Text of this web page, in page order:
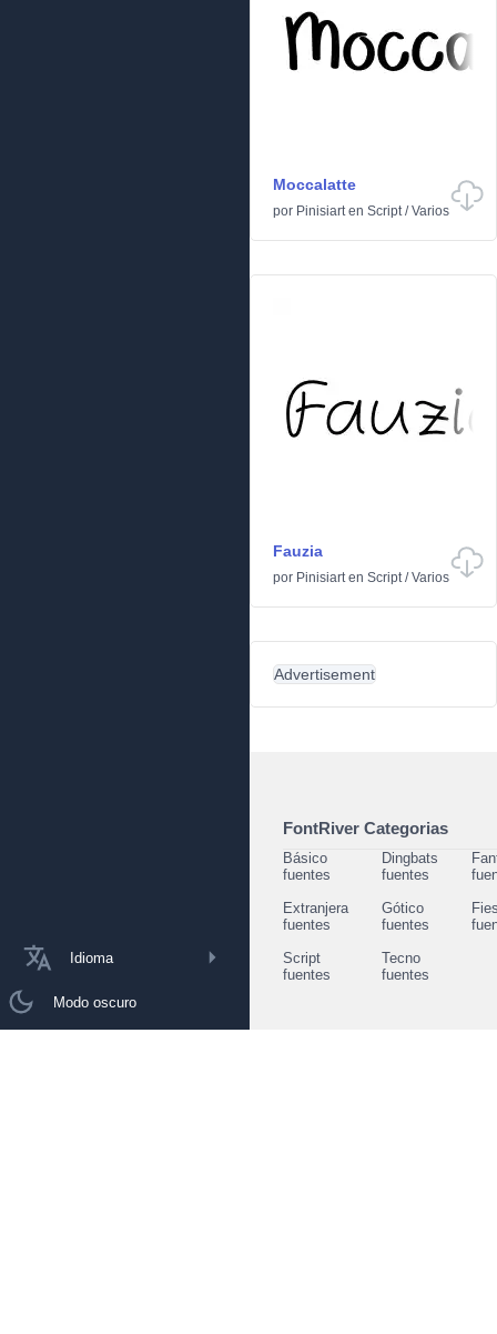
Idioma
Modo oscuro
Moccalatte
por Pinisiarten Script/Varios
Fauzia
por Pinisiarten Script/Varios
Advertisement
FontRiver Categorias
Básico
fuentes
Dingbats
fuentes
Extranjera
fuentes
Gótico
fuentes
Script
fuentes
Tecno
fuentes